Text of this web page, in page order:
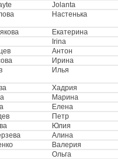
Jolanta
Настенька
Екатерина
Irina
Антон
Ирина
Илья
Хадрия
Марина
Елена
Петр
Юлия
Алина
Валерия
Ольга